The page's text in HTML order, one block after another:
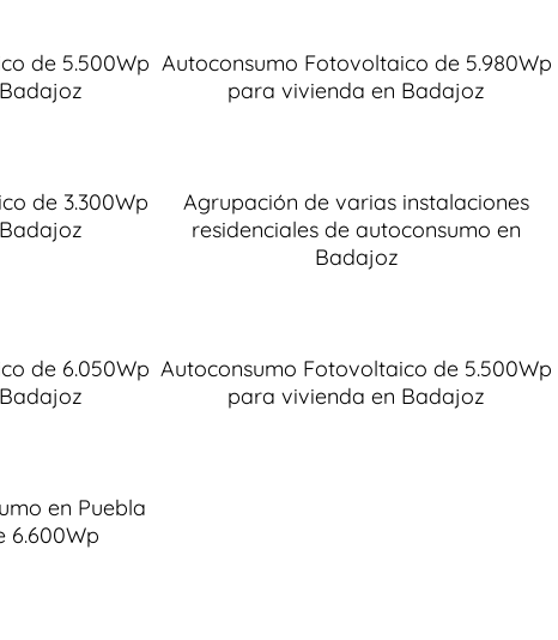
de 5.500Wp Autoconsumo Fotovoltaico de 5.980Wp
para vivienda en Badajoz
de 3.300Wp
Agrupación de varias instalaciones
residenciales de autoconsumo en
Badajoz
de 6.050Wp Autoconsumo Fotovoltaico de 5.500Wp
para vivienda en Badajoz
en Puebla
6.600Wp